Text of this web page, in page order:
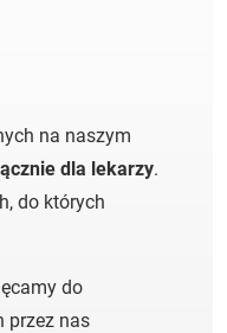
na naszym
dla lekarzy.
do których
do
przez nas